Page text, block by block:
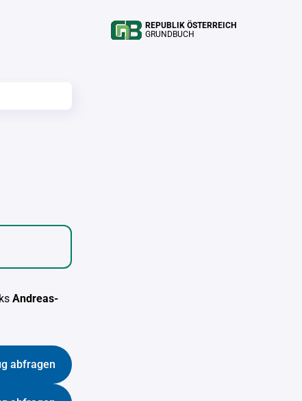
REPUBLIK ÖSTERREICH
GRUNDBUCH
Andreas-
abfragen